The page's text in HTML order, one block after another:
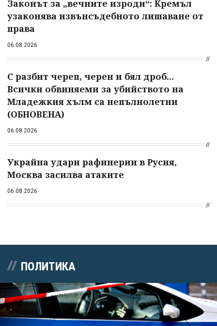
Законът за „вечните изроди“: Кремъл
узаконява извънсъдебното лишаване от
права
06.08.2026
С разбит череп, черен и бял дроб...
Всички обвиняеми за убийството на
Младежкия хълм са непълнолетни
(ОБНОВЕНА)
06.08.2026
Украйна удари рафинерии в Русия,
Москва засилва атаките
06.08.2026
ПОЛИТИКА